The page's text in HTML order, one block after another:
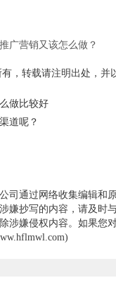
广营销又该怎么做？
，转载请注明出处，并
做比较好
道呢？
司通过网络收集编辑和
嫌抄写的内容，请及时
涉嫌侵权内容。如果您